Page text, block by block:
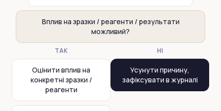
Вплив на зразки / реагенти / результати
можливий?
ТАК
Оцінити вплив на
конкретні зразки /
реагенти
НІ
Усунути причину,
зафіксувати в журналі